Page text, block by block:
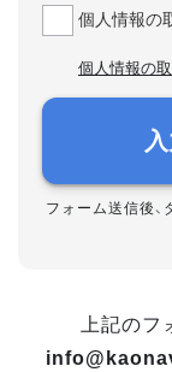
個人情報の
個人情報の
フォーム送信後
上記のフ